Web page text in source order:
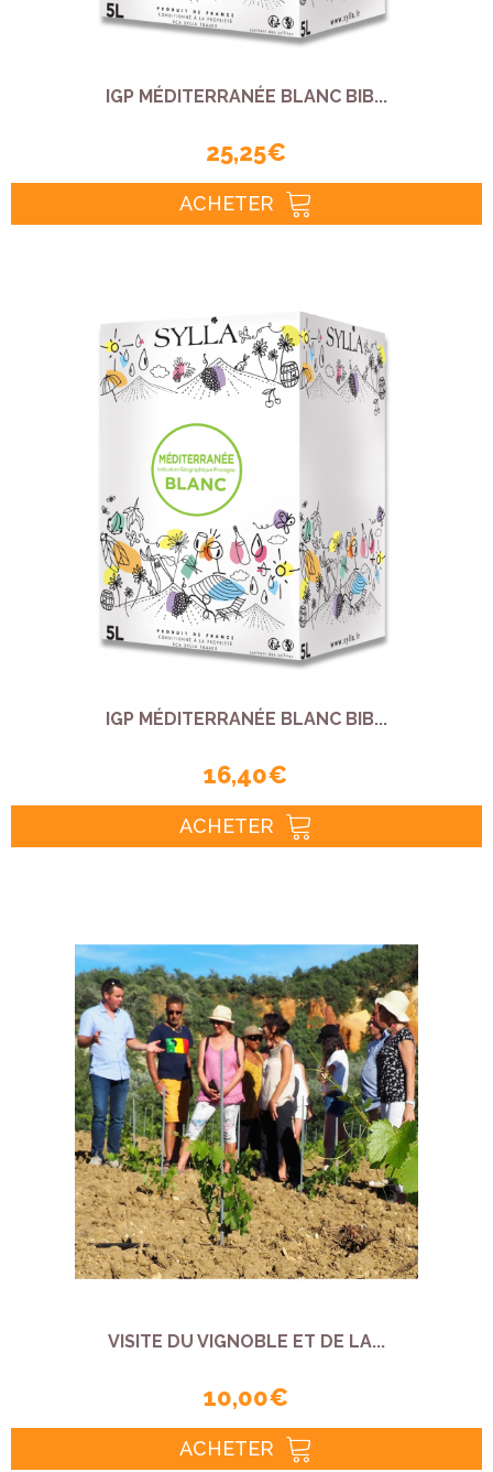
IGP MÉDITERRANÉE BLANC BIB...
25,25 €
ACHETER
IGP MÉDITERRANÉE BLANC BIB...
16,40 €
ACHETER
VISITE DU VIGNOBLE ET DE LA...
10,00 €
ACHETER